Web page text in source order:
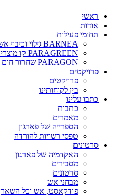
ראשי
אודות
תחומי פעילות
BARNEA גילוי וכיבוי אש
PARAGREEN קו מוצרים ירוקים
PARAGON שחרור חום ועשן
פרויקטים
פרויקטים
בין לקוחותינו
כתבו עלינו
כתבות
מאמרים
הספרייה של פארגון
טפסי רשויות להורדה
סרטונים
האקדמיה של פארגון
מסבירים
סרטונים
מבחני אש
פודקאסט, אש וכל השאר